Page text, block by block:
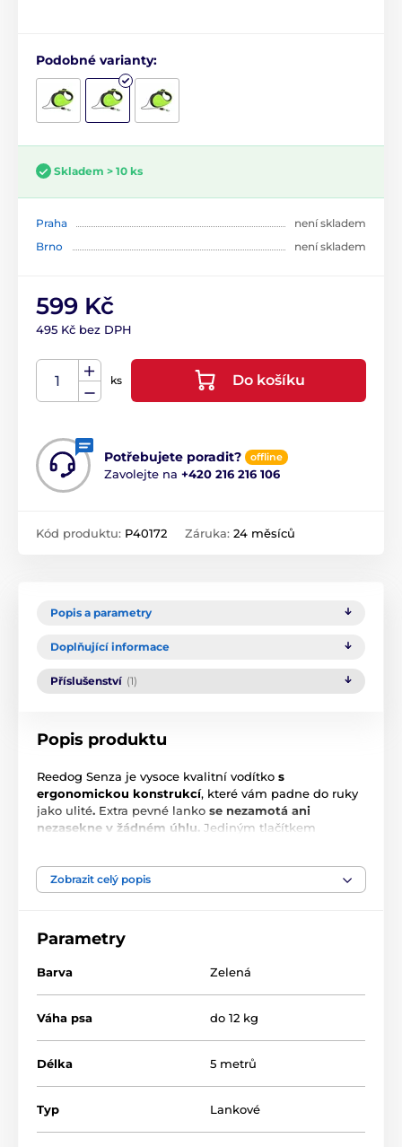
Podobné varianty:
Skladem > 10 ks
Praha
není skladem
Brno
není skladem
599 Kč
495 Kč bez DPH
ks Do košíku
Potřebujete poradit? offline
Zavolejte na +420 216 216 106
Kód produktu: P40172 Záruka: 24 měsíců
Popis a parametry
Doplňující informace
Příslušenství (1)
Popis produktu
Reedog Senza je vysoce kvalitní vodítko s
ergonomickou konstrukcí, které vám padne do ruky
jako ulité. Extra pevné lanko se nezamotá ani
nezasekne v žádném úhlu. Jediným tlačítkem
pohodlné a snadné zacházení
kontrolu. Kdo má psa ví, že rychlá reakce často
vycházce.
Zobrazit celý popis
Parametry
Barva Zelená
Váha psa do 12 kg
Délka 5 metrů
Typ Lankové